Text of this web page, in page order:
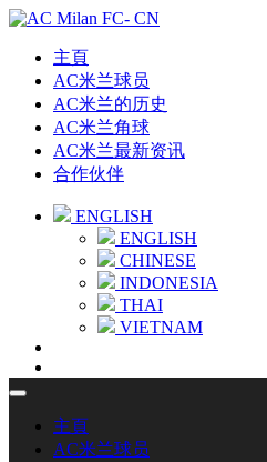
主頁
AC米兰球员
AC米兰的历史
AC米兰角球
AC米兰最新资讯
合作伙伴
ENGLISH
ENGLISH
CHINESE
INDONESIA
THAI
VIETNAM
主頁
AC米兰球员